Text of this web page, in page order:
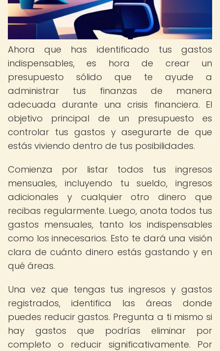
Ahora que has identificado tus gastos
indispensables, es hora de crear un
presupuesto sólido que te ayude a
administrar tus finanzas de manera
adecuada durante una crisis financiera. El
objetivo principal de un presupuesto es
controlar tus gastos y asegurarte de que
estás viviendo dentro de tus posibilidades.
Comienza por listar todos tus ingresos
mensuales, incluyendo tu sueldo, ingresos
adicionales y cualquier otro dinero que
recibas regularmente. Luego, anota todos tus
gastos mensuales, tanto los indispensables
como los innecesarios. Esto te dará una visión
clara de cuánto dinero estás gastando y en
qué áreas.
Una vez que tengas tus ingresos y gastos
registrados, identifica las áreas donde
puedes reducir gastos. Pregunta a ti mismo si
hay gastos que podrías eliminar por
completo o reducir significativamente. Por